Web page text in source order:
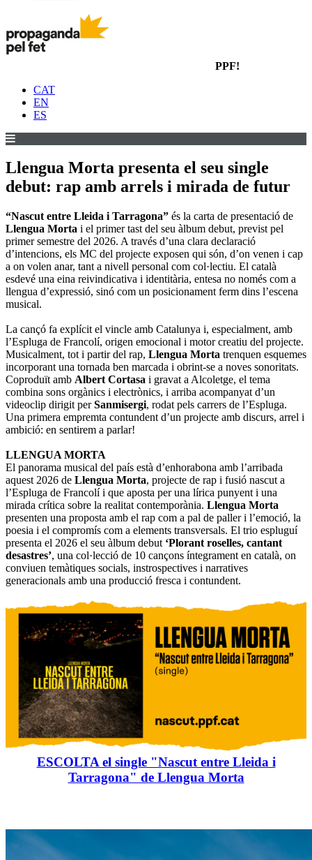
PPF!
CAT
EN
ES
Llengua Morta presenta el seu single
debut: rap amb arrels i mirada de futur
“Nascut entre Lleida i Tarragona” és la carta de presentació de
Llengua Morta i el primer tast del seu àlbum debut, previst pel
primer semestre del 2026. A través d’una clara declaració
d’intencions, els MC del projecte exposen qui són, d’on venen i cap
a on volen anar, tant a nivell personal com col·lectiu. El català
esdevé una eina reivindicativa i identitària, entesa no només com a
llengua d’expressió, sinó com un posicionament ferm dins l’escena
musical.
La cançó fa explícit el vincle amb Catalunya i, especialment, amb
l’Espluga de Francolí, origen emocional i motor creatiu del projecte.
Musicalment, tot i partir del rap, Llengua Morta trenquen esquemes
incorporant una tornada ben marcada i obrint-se a noves sonoritats.
Coproduït amb Albert Cortasa i gravat a Alcoletge, el tema
combina sons orgànics i electrònics, i arriba acompanyat d’un
videoclip dirigit perSanmisergi, rodat pels carrers de l’Espluga.
Una primera empremta contundent d’un projecte amb discurs, arrel i
ambició: en sentirem a parlar!
LLENGUA MORTA
El panorama musical del país està d’enhorabona amb l’arribada
aquest 2026 de Llengua Morta, projecte de rap i fusió nascut a
l’Espluga de Francolí i que aposta per una lírica punyent i una
mirada crítica sobre la realitat contemporània. Llengua Morta
presenten una proposta amb el rap com a pal de paller i l’emoció, la
poesia i el compromís com a elements transversals. El trio espluguí
presenta el 2026 el seu àlbum debut ‘Plorant roselles, cantant
desastres’, una col·lecció de 10 cançons íntegrament en català, on
conviuen temàtiques socials, instrospectives i narratives
generacionals amb una producció fresca i contundent.
ESCOLTA el single "Nascut entre Lleida i
Tarragona" de Llengua Morta